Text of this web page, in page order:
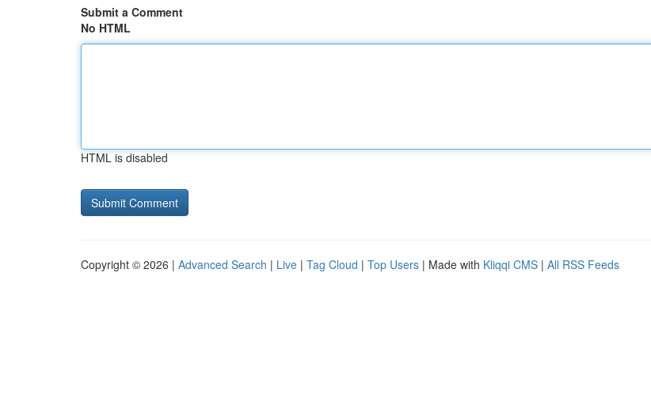
Submit a Comment
No HTML
HTML is disabled
Copyright © 2026 | Advanced Search | Live | Tag Cloud | Top Users | Made with Kliqqi CMS | All RSS Feeds